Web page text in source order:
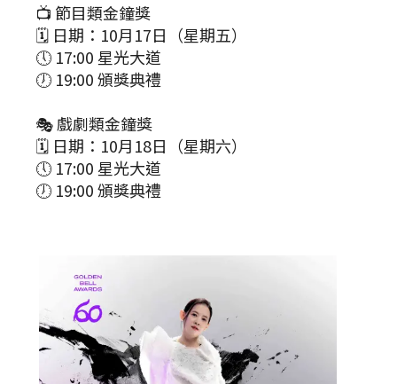
📺 節目類金鐘獎
🗓 日期：10月17日（星期五）
🕔 17:00 星光大道
🕖 19:00 頒獎典禮
🎭 戲劇類金鐘獎
🗓 日期：10月18日（星期六）
🕔 17:00 星光大道
🕖 19:00 頒獎典禮